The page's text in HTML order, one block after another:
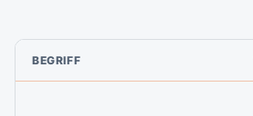
BEGRIFF